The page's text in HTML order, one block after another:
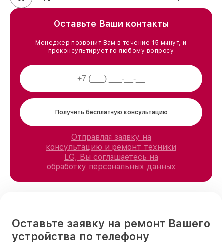
Оставьте Ваши контакты
Менеджер позвонит Вам в течение 15 минут, и
проконсультирует по любому вопросу
Получить бесплатную консультацию
Отправляя заявку на
консультацию и ремонт техники
LG, Вы соглашаетесь на
обработку персональных данных
Оставьте заявку на ремонт Вашего
устройства по телефону